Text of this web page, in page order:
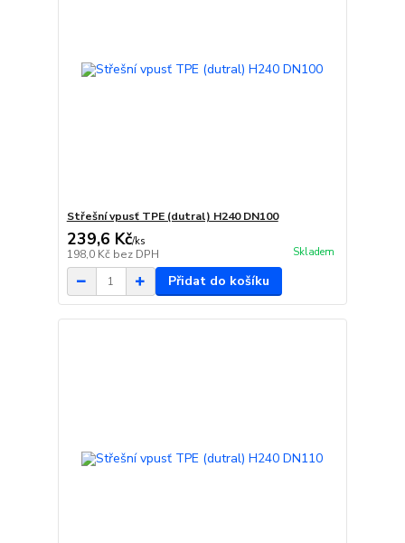
Střešní vpusť TPE (dutral) H240 DN100
239,6 Kč/ks
198,0 Kč bez DPH Skladem
Přidat do košíku